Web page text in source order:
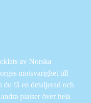
av Norska
motsvarighet till
du få en detaljerad och
platser över hela